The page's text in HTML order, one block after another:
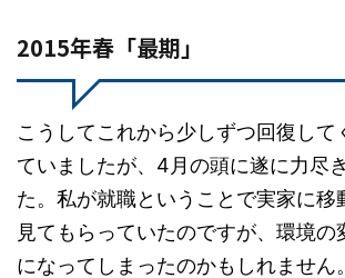
2015年春「最期」
こうしてこれから少しずつ回復して
ていましたが、4月の頭に遂に力尽
た。私が就職ということで実家に移
見てもらっていたのですが、環境の
になってしまったのかもしれません